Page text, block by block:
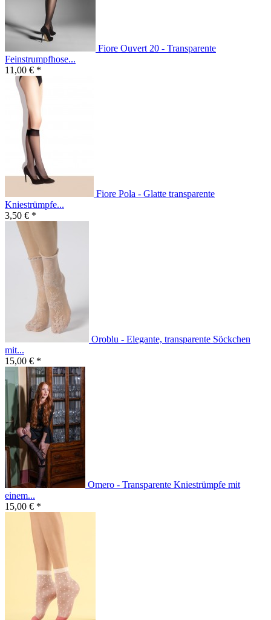
Fiore Ouvert 20 - Transparente
Feinstrumpfhose...
11,00 € *
Fiore Pola - Glatte transparente
Kniestrümpfe...
3,50 € *
Oroblu - Elegante, transparente Söckchen
mit...
15,00 € *
Omero - Transparente Kniestrümpfe mit
einem...
15,00 € *